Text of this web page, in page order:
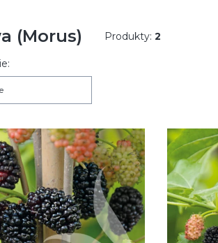
(Morus) Produkty: 2